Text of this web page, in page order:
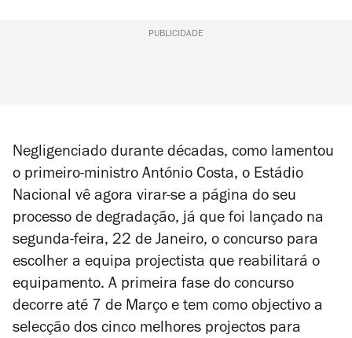
PUBLICIDADE
Negligenciado durante décadas, como lamentou
o primeiro-ministro António Costa, o Estádio
Nacional vê agora virar-se a página do seu
processo de degradação, já que foi lançado na
segunda-feira, 22 de Janeiro, o concurso para
escolher a equipa projectista que reabilitará o
equipamento. A primeira fase do concurso
decorre até 7 de Março e tem como objectivo a
selecção dos cinco melhores projectos para